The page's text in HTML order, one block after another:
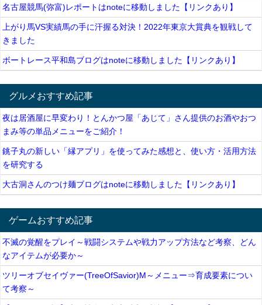
名古屋競馬(弥富)レポートはnoteに移動しました【リンクあり】
上がり馬VS実績馬の手に汗握る対決！2022年東京大賞典を観戦して
きました
ボートレース平和島ブログはnoteに移動しました【リンクあり】
グルメおすすめ記事
夜は居酒屋に早変わり！とんかつ屋「あじて」さん提供のお酒やおつ
まみ等の単品メニューをご紹介！
銚子丸の新しい「縁アプリ」を使ってみた感想と、使い方・活用方法
を研究する
大古洞さんのつけ麺ブログはnoteに移動しました【リンクあり】
ゲームおすすめ記事
不滅の覚醒をプレイ～戦闘システムや戦力アップ方法など考察、どん
なアイテムが必要か～
ツリーオブセイヴァー(TreeOfSavior)M～メニュー⇒育成要素につい
て考察～